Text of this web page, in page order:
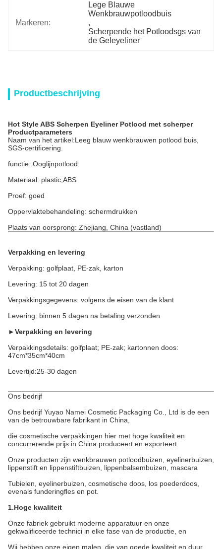
Markeren:
Lege Blauwe
Wenkbrauwpotloodbuis
,
Scherpende het Potloodsgs van
de Geleyeliner
Productbeschrijving
Hot Style ABS Scherpen Eyeliner Potlood met scherper
Productparameters
Naam van het artikel:Leeg blauw wenkbrauwen potlood buis,
SGS-certificering.
functie: Ooglijnpotlood
Materiaal: plastic,ABS
Proef: goed
Oppervlaktebehandeling: schermdrukken
Plaats van oorsprong: Zhejiang, China (vastland)
Verpakking en levering
Verpakking: golfplaat, PE-zak, karton
Levering: 15 tot 20 dagen
Verpakkingsgegevens: volgens de eisen van de klant
Levering: binnen 5 dagen na betaling verzonden
►Verpakking en levering
Verpakkingsdetails: golfplaat; PE-zak; kartonnen doos:
47cm*35cm*40cm
Levertijd:25-30 dagen
Ons bedrijf
Ons bedrijf Yuyao Namei Cosmetic Packaging Co., Ltd is de een
van de betrouwbare fabrikant in China,
die cosmetische verpakkingen hier met hoge kwaliteit en
concurrerende prijs in China produceert en exporteert.
Onze producten zijn wenkbrauwen potloodbuizen, eyelinerbuizen,
lippenstift en lippenstiftbuizen, lippenbalsembuizen, mascara
Tubielen, eyelinerbuizen, cosmetische doos, los poederdoos,
evenals funderingfles en pot.
1.Hoge kwaliteit
Onze fabriek gebruikt moderne apparatuur en onze
gekwalificeerde technici in elke fase van de productie, en
Wij hebben onze eigen malen, die van goede kwaliteit en duur